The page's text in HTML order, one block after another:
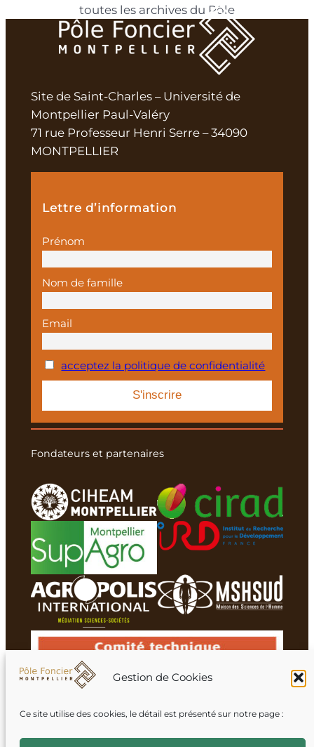
Gestion de Cookies
Ce site utilise des cookies, le détail est présenté sur notre page :
toutes les archives du Pôle
Site de Saint-Charles – Université de
Montpellier Paul-Valéry
71 rue Professeur Henri Serre – 34090
MONTPELLIER
Lettre d’information
Prénom
Nom de famille
Email
acceptez la politique de confidentialité
Fondateurs et partenaires
Membres du réseau